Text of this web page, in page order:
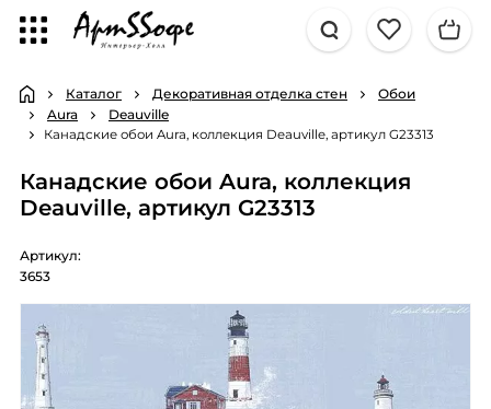
Каталог Декоративная отделка стен
Обои
Aura
Deauville
Канадские обои Aura, коллекция Deauville, артикул G23313
Канадские обои Aura, коллекция
Deauville, артикул G23313
Артикул:
3653